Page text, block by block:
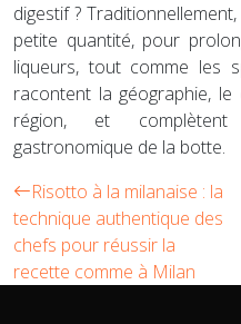
digestif ?
petite quantité, pour
liqueurs, tout comme les
racontent la géographie,
région, et complètent
gastronomique de la botte.
Risotto à la milanaise : la
technique authentique des
chefs pour réussir la
recette comme à Milan